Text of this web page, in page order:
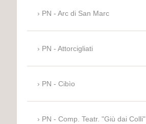
PN - Arc di San Marc
PN - Attorcigliati
PN - Cibìo
PN - Comp. Teatr. "Giù dai Colli"